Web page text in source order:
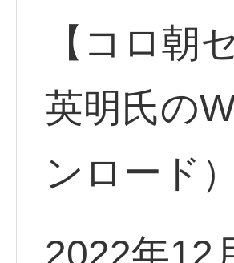
【コロ
英明氏の
ンロード）
2022年12